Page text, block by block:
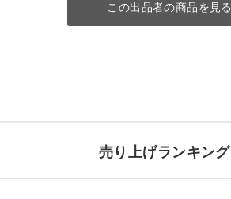
この出品者の商品を見る
売り上げランキング